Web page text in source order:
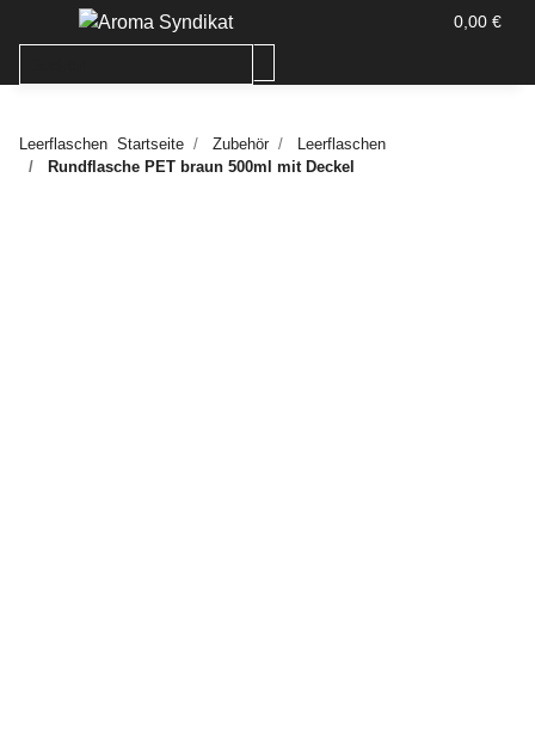
0,00 €
Leerflaschen Startseite Zubehör
Leerflaschen
Rundflasche PET braun 500ml mit Deckel